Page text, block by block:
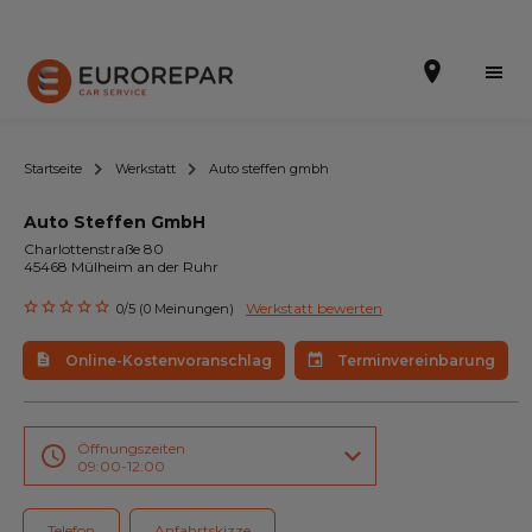
Terminvereinbarung
Online-Kostenvoranschlag
Die Marke
Leistungen
Angebote
Startseite Werkstatt Auto steffen gmbh
Auto Steffen GmbH
Charlottenstraße 80
45468 Mülheim an der Ruhr
0/5 (0 Meinungen) Werkstatt bewerten
Online-Kostenvoranschlag Terminvereinbarung
Öffnungszeiten
09:00-12:00